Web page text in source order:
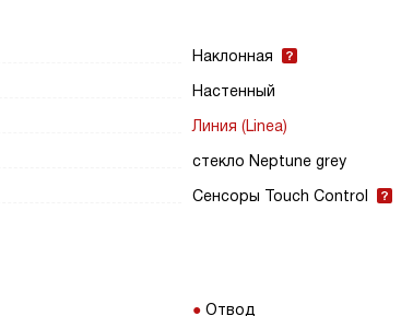
Наклонная
Настенный
Линия (Linea)
стекло Neptune grey
Сенсоры Touch Control
Отвод